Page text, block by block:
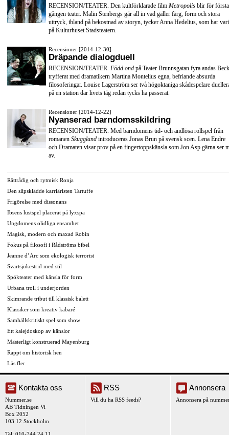
RECENSION/TEATER. Den kultförklarade film Metropolis blir för första
gången teater. Malin Stenbergs går all in vad gäller färg, form och stora
uttryck, ibland på bekostnad av storyn, tycker Anna Hedelius, som har
på Kulturhuset Stadsteatern.
Recensioner [2014-12-30]
Dräpande dialogduell
RECENSION/TEATER. Född ond på Teater Brunnsgatan fyra andas
tryfferat med dramatikern Martina Montelius egna, befriande absurda
filosoferingar. Louise Lagerström ser två högoktaniga skådespelare
på en station där livets tåg redan tycks ha passerat.
Recensioner [2014-12-22]
Nyanserad barndomsskildring
RECENSION/TEATER. Med barndomens tid- och ändlösa rollspel från
romanen Skuggland introduceras Jonas Brun på svensk scen. Lena Endre
och Dramaten visar prov på en fingertoppskänsla som Jon Asp gärna ser
av.
Rättrådig och rytmisk Ronja
Den slipsklädde karriäristen Tartuffe
Frigörelse med dissonans
Ibsens lustspel placerat på lyxspa
Ungdomens olidliga ensamhet
Magisk, modern och maxad Robin
Fokus på filosofi i Rådströms bibel
Jeanne d’Arc som ekologisk terrorist
Svartsjukestrid med stil
Spökteater med känsla för form
Urbana troll i underjorden
Skimrande tribut till klassisk balett
Klassiker som kreativ kabaré
Samhällskritiskt spel som show
Ett kalejdoskop av känslor
Mästerligt konstruerad Mayenburg
Rappt om historisk hen
Läs fler
Kontakta oss
Nummer.se
AB Tidningen Vi
Box 2052
103 12 Stockholm
RSS
Vill du ha RSS feeds?
Annonsera
Annonsera på